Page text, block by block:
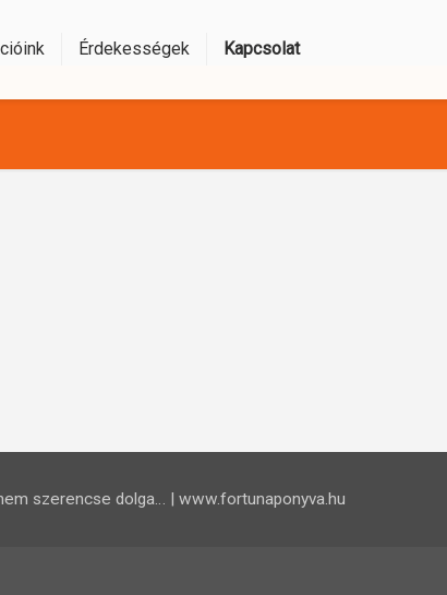
Érdekességek Kapcsolat
szerencse dolga… | www.fortunaponyva.hu